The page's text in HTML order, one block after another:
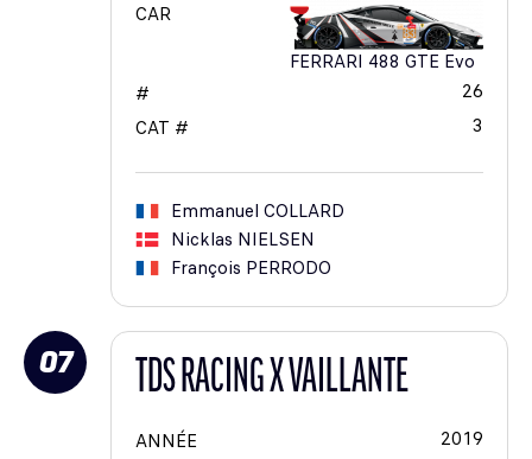
CAR
FERRARI 488 GTE Evo
#
26
CAT #
3
Emmanuel COLLARD
Nicklas NIELSEN
François PERRODO
07 TDS RACING X VAILLANTE
ANNÉE
2019